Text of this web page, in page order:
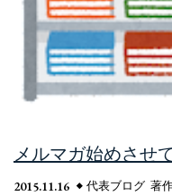
メルマガ始めさせ
2015.11.16 代表ブログ 著